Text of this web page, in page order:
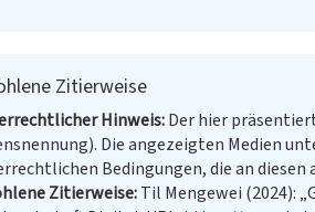
Zitierweise
Hinweis Der hier
Die angezeigten Medien
Bedingungen, die an diesen
Zitierweise Til Mengewei (2024):